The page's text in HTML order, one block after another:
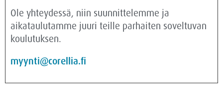
Ole yhteydessä, niin suunnittelemme ja
aikataulutamme juuri teille parhaiten soveltuvan
koulutuksen.
myynti@corellia.fi